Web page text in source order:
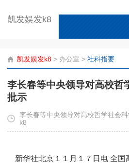
凯发娱发k8
凯发娱发k8 > 办公室 > 社科指要
李长春等中央领导对高校哲
批示
李长春等中央领导对高校哲学社会
k8
新华社北京１１月１７日电 全国